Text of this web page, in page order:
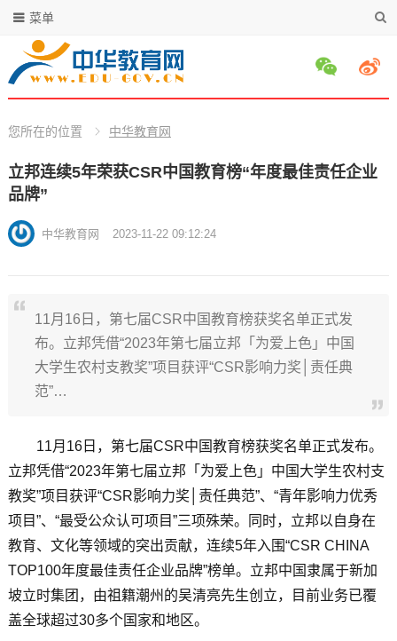
菜单
您所在的位置 中华教育网
立邦连续5年荣获CSR中国教育榜“年度最佳责任企业
品牌”
中华教育网 2023-11-22 09:12:24
11月16日，第七届CSR中国教育榜获奖名单正式发
布。立邦凭借“2023年第七届立邦「为爱上色」中国
大学生农村支教奖”项目获评“CSR影响力奖│责任典
范”…
11月16日，第七届CSR中国教育榜获奖名单正式发布。
立邦凭借“2023年第七届立邦「为爱上色」中国大学生农村支
教奖”项目获评“CSR影响力奖│责任典范”、“青年影响力优秀
项目”、“最受公众认可项目”三项殊荣。同时，立邦以自身在
教育、文化等领域的突出贡献，连续5年入围“CSR CHINA
TOP100年度最佳责任企业品牌”榜单。立邦中国隶属于新加
坡立时集团，由祖籍潮州的吴清亮先生创立，目前业务已覆
盖全球超过30多个国家和地区。